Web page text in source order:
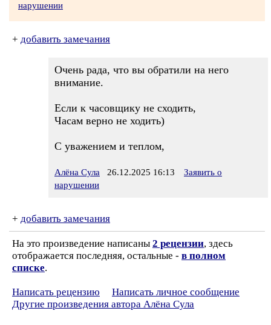
нарушении
+ добавить замечания
Очень рада, что вы обратили на него
внимание.
Если к часовщику не сходить,
Часам верно не ходить)
С уважением и теплом,
Алёна Сула 26.12.2025 16:13
Заявить о
нарушении
+ добавить замечания
На это произведение написаны 2 рецензии, здесь
отображается последняя, остальные - в полном
списке.
Написать рецензию
Написать личное сообщение
Другие произведения автора Алёна Сула